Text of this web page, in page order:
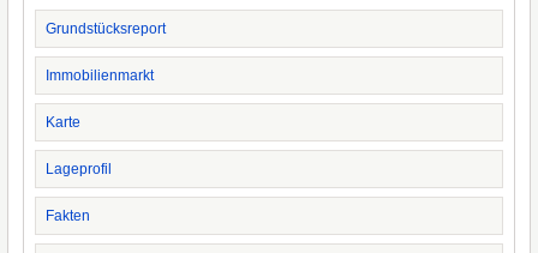
Grundstücksreport
Immobilienmarkt
Karte
Lageprofil
Fakten